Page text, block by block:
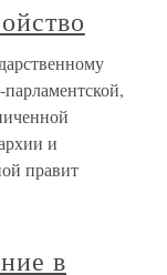
и
правит
в